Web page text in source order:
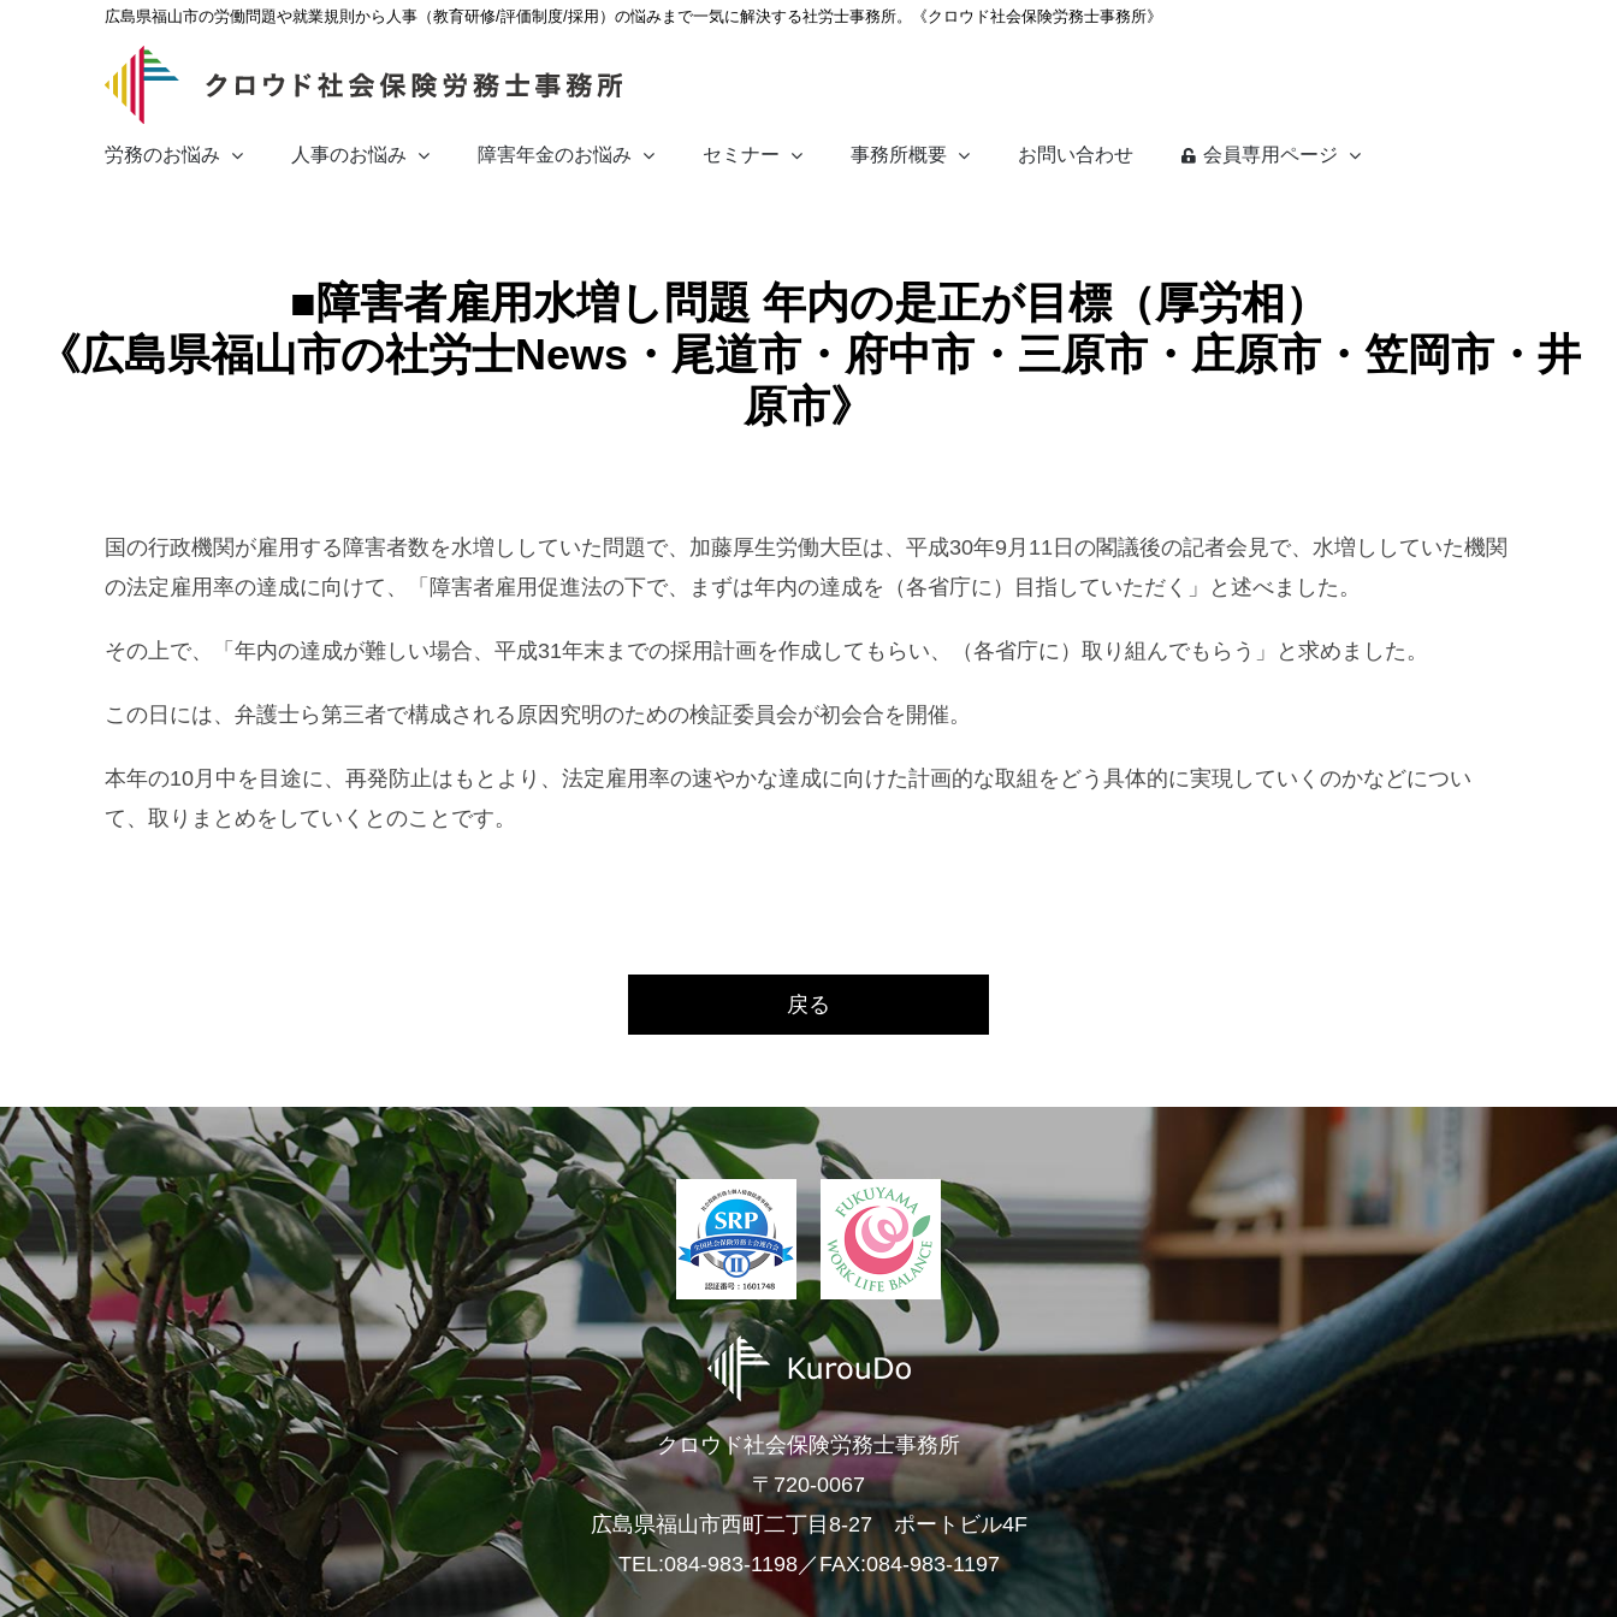
広島県福山市の労働問題や就業規則から人事（教育研修/評価制度/採用）の悩みまで一気に解決する社労士事務所。《クロウド社会保険労務士事務所》
労務のお悩み 人事のお悩み 障害年金のお悩み セミナー 事務所概要 お問い合わせ 会員専用ページ
■障害者雇用水増し問題 年内の是正が目標（厚労相）
《広島県福山市の社労士News・尾道市・府中市・三原市・庄原市・笠岡市・井
原市》
国の行政機関が雇用する障害者数を水増ししていた問題で、加藤厚生労働大臣は、平成30年9月11日の閣議後の記者会見で、水増ししていた機関
の法定雇用率の達成に向けて、「障害者雇用促進法の下で、まずは年内の達成を（各省庁に）目指していただく」と述べました。
その上で、「年内の達成が難しい場合、平成31年末までの採用計画を作成してもらい、（各省庁に）取り組んでもらう」と求めました。
この日には、弁護士ら第三者で構成される原因究明のための検証委員会が初会合を開催。
本年の10月中を目途に、再発防止はもとより、法定雇用率の速やかな達成に向けた計画的な取組をどう具体的に実現していくのかなどについ
て、取りまとめをしていくとのことです。
戻る
クロウド社会保険労務士事務所
〒720-0067
広島県福山市西町二丁目8-27 ポートビル4F
TEL:084-983-1198／FAX:084-983-1197